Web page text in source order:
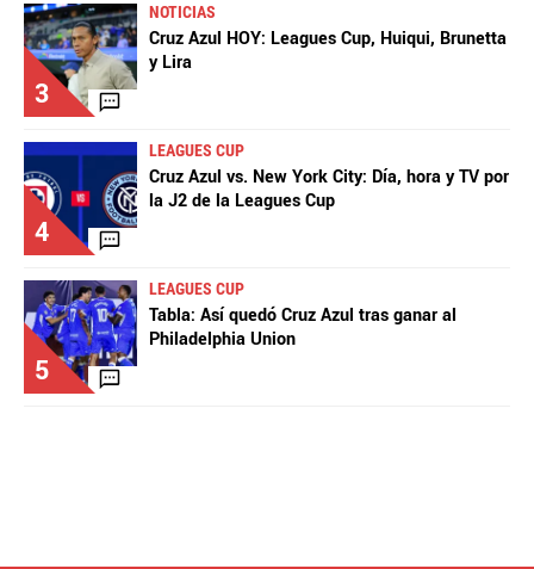
3
NOTICIAS
Cruz Azul HOY: Leagues Cup, Huiqui, Brunetta
y Lira
4
LEAGUES CUP
Cruz Azul vs. New York City: Día, hora y TV por
la J2 de la Leagues Cup
5
LEAGUES CUP
Tabla: Así quedó Cruz Azul tras ganar al
Philadelphia Union